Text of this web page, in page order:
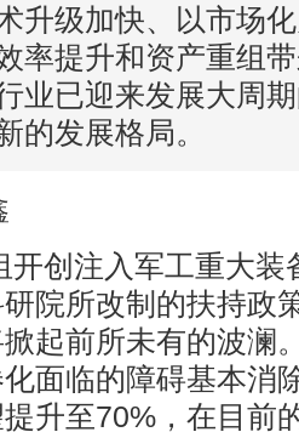
升级加快、以市场
率提升和资产重组
业已迎来发展大周
的发展格局。
开创注入军工重大装
院所改制的扶持政
起前所未有的波澜
面临的障碍基本消
升至70%，在目前